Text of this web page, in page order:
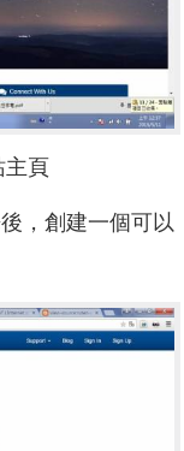
主頁
，創建一個可以